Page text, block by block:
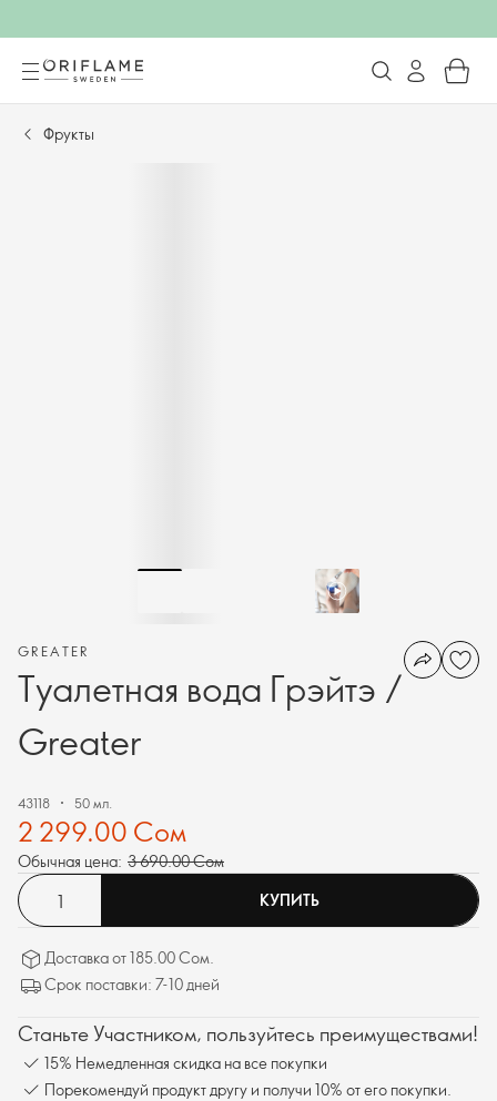
Фрукты
GREATER
Туалетная вода Грэйтэ /
Greater
43118 50 мл.
2 299.00 Сом
Обычная цена: 3 690.00 Сом
КУПИТЬ
Доставка от 185.00 Сом.
Срок поставки: 7-10 дней
Станьте Участником, пользуйтесь преимуществами!
15% Немедленная скидка на все покупки
Порекомендуй продукт другу и получи 10% от его покупки.